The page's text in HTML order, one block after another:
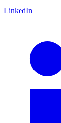
LinkedIn